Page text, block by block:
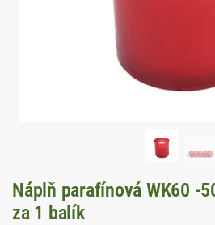
Náplň parafínová WK60 -
za 1 balík